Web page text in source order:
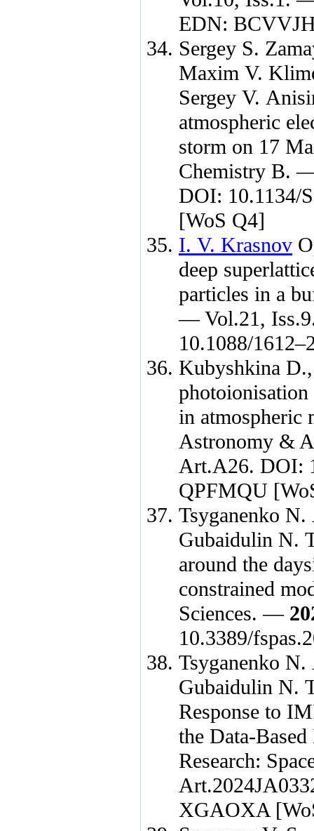
EDN:
Sergey S.
Maxim V.
Sergey V.
atmospheric
storm on 17
Chemistry B.
DOI: 10.1134/
[WoS Q4]
I. V. Krasnov
deep
particles in a
— Vol.21,
10.1088/16
Kubyshkina D.
photoionisation
in atmospheric
Astronomy &
Art.A26. DOI:
QPFMQU
Tsyganenko N.
Gubaidulin N.
around the
constrained
Sciences. —
10.3389/
Tsyganenko N.
Gubaidulin N.
Response to
the Data-
Research:
XGAOXA